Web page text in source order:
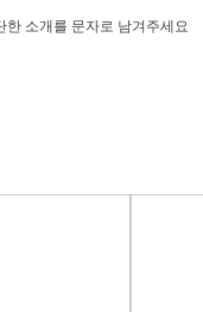
소개를 문자로 남겨주세요